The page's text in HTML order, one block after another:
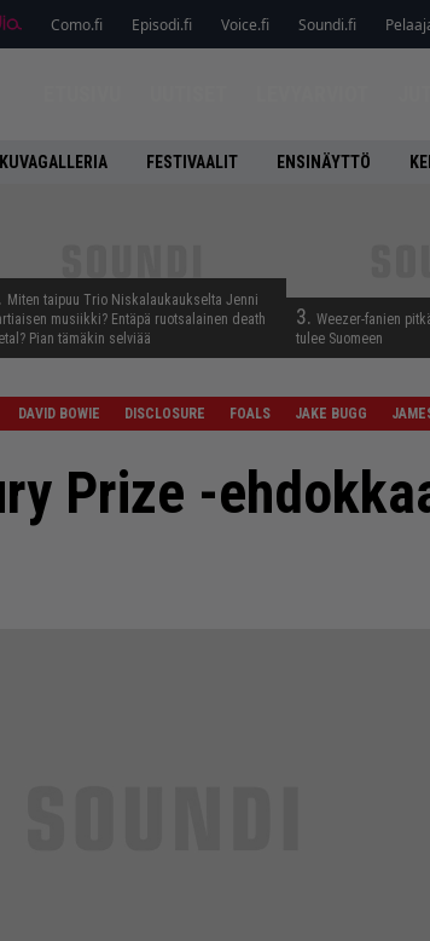
Como.fi Episodi.fi Voice.fi Soundi.fi
KUVAGALLERIA FESTIVAALIT ENSINÄYTTÖ
Miten taipuu Trio Niskalaukaukselta Jenni
musiikki? Entäpä ruotsalainen death
Pian tämäkin selviää
3. Weezer-fanien
tulee Suomeen
DAVID BOWIE DISCLOSURE FOALS JAKE BUGG
Prize -